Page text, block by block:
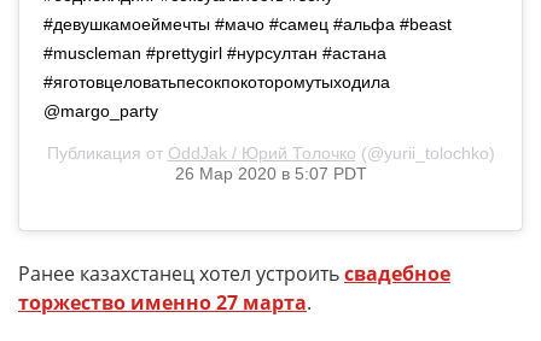
#девушкамоеймечты #мачо #самец #альфа #beast
#muscleman #prettygirl #нурсултан #астана
#яготовцеловатьпесокпокоторомутыходила
@margo_party
Публикация от OddJak / Юрий Толочко (@yurii_tolochko)
26 Мар 2020 в 5:07 PDT
Ранее казахстанец хотел устроитьсвадебное
торжество именно 27 марта.